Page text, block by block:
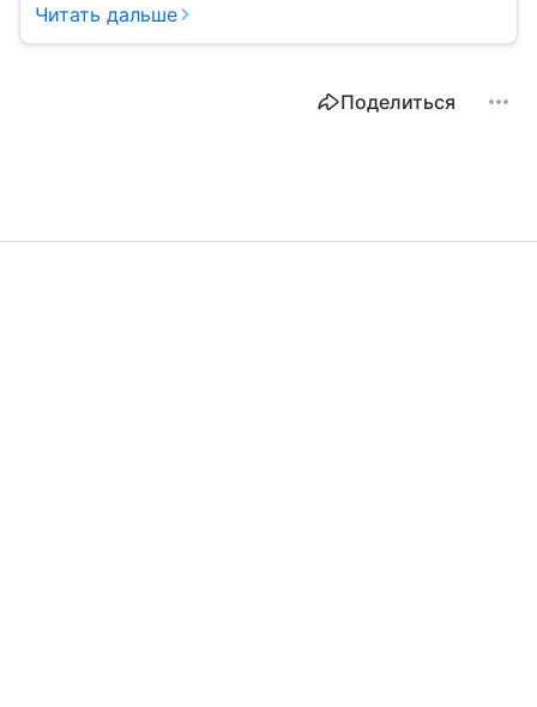
чтобы повысить шансы на победу.
Читать дальше
Поделиться